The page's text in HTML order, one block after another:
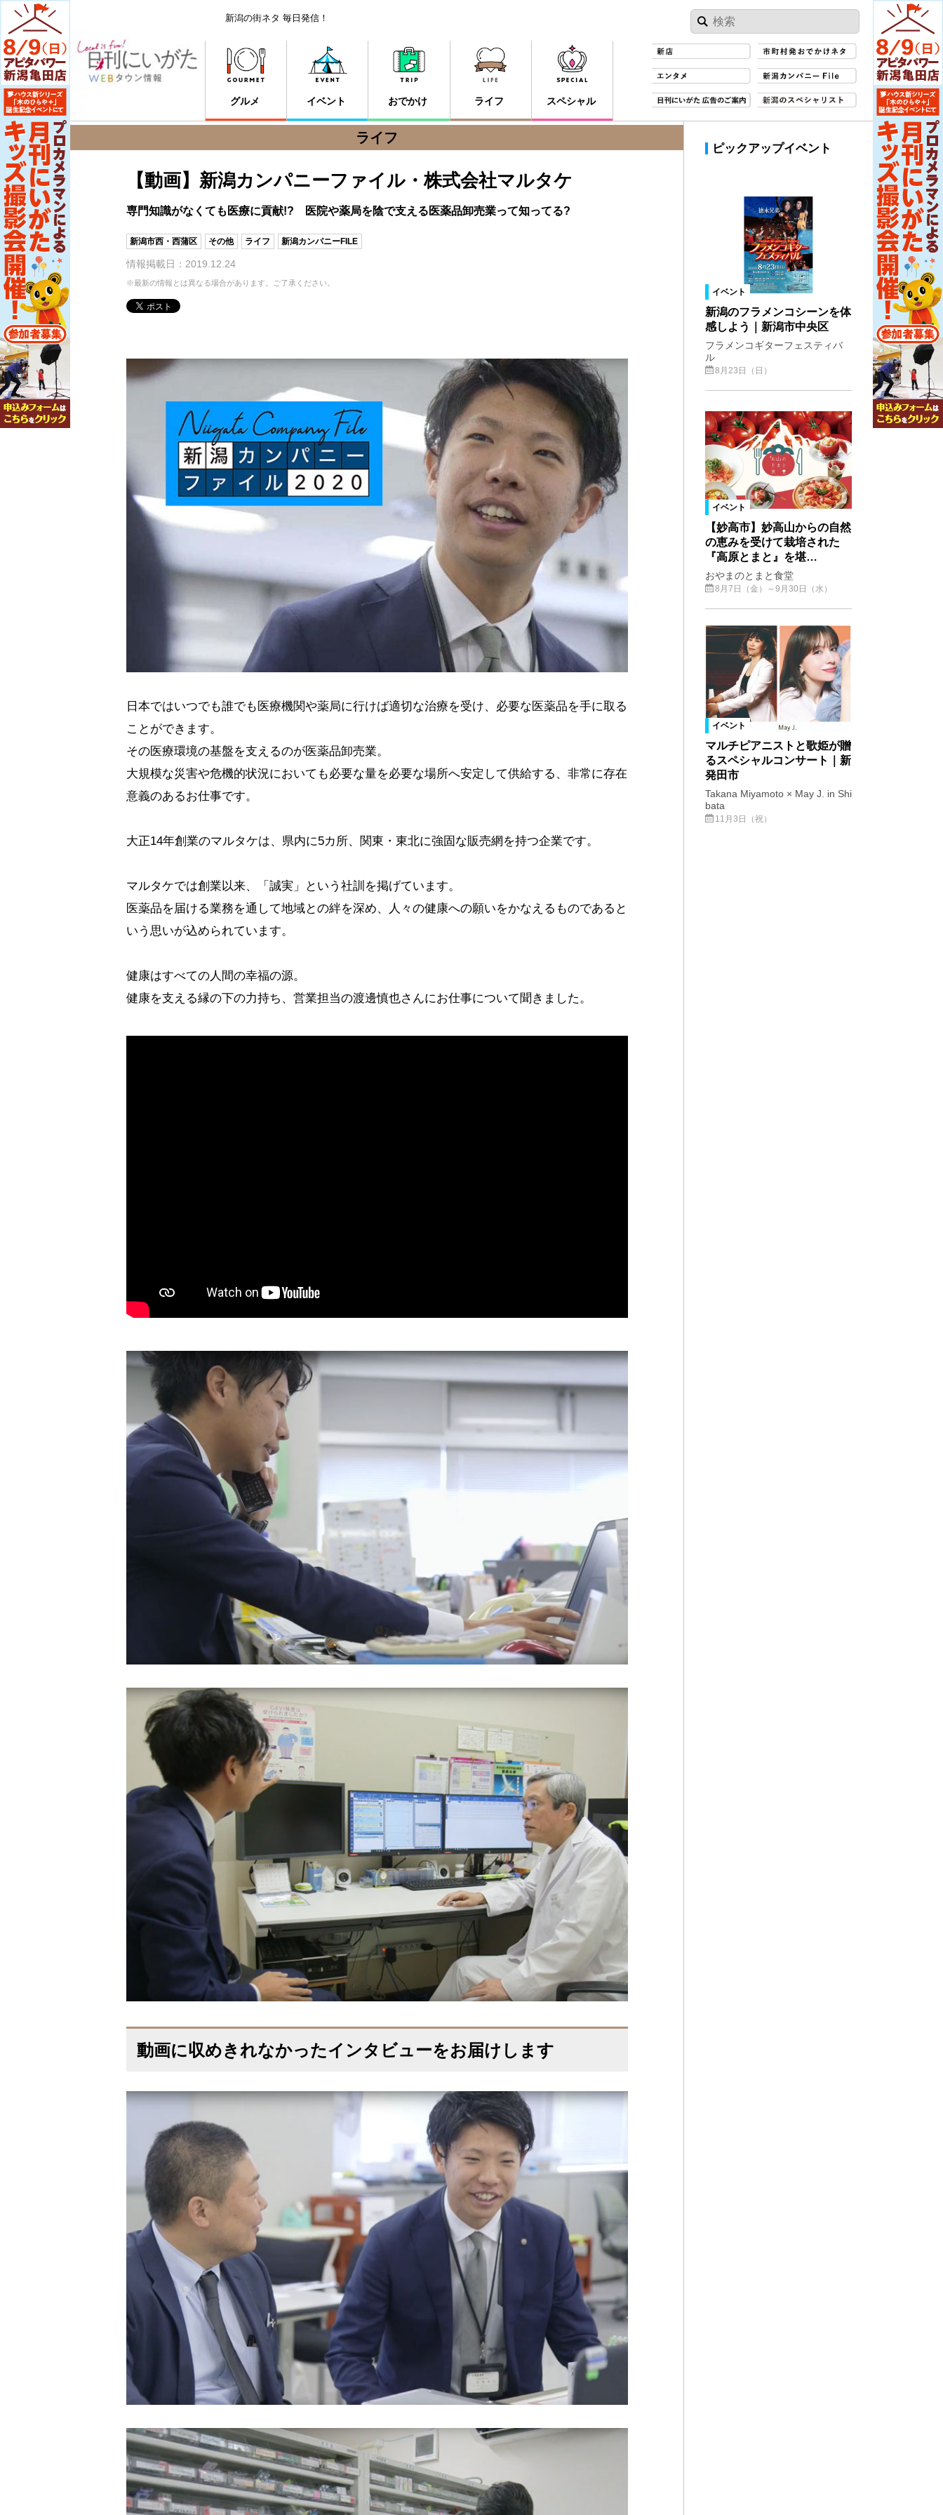
新潟の街ネタ 毎日発信！
グルメ イベント おでかけ ライフ スペシャル
ライフ
【動画】新潟カンパニーファイル・株式会社マルタケ
専門知識がなくても医療に貢献!? 医院や薬局を陰で支える医薬品卸売業って知ってる?
新潟市西・西蒲区 その他 ライフ 新潟カンパニーFILE
情報掲載日：2019.12.24
※最新の情報とは異なる場合があります。ご了承ください。
日本ではいつでも誰でも医療機関や薬局に行けば適切な治療を受け、必要な医薬品を手に取る
ことができます。
その医療環境の基盤を支えるのが医薬品卸売業。
大規模な災害や危機的状況においても必要な量を必要な場所へ安定して供給する、非常に存在
意義のあるお仕事です。
大正14年創業のマルタケは、県内に5カ所、関東・東北に強固な販売網を持つ企業です。
マルタケでは創業以来、「誠実」という社訓を掲げています。
医薬品を届ける業務を通して地域との絆を深め、人々の健康への願いをかなえるものであると
いう思いが込められています。
健康はすべての人間の幸福の源。
健康を支える縁の下の力持ち、営業担当の渡邊慎也さんにお仕事について聞きました。
動画に収めきれなかったインタビューをお届けします
ピックアップイベント
イベント
新潟のフラメンコシーンを体
感しよう｜新潟市中央区
フラメンコギターフェスティバ
ル
8月23日（日）
イベント
【妙高市】妙高山からの自然
の恵みを受けて栽培された
『高原とまと』を堪…
おやまのとまと食堂
8月7日（金）～9月30日（水）
イベント
マルチピアニストと歌姫が贈
るスペシャルコンサート｜新
発田市
Takana Miyamoto × May J. in Shi
bata
11月3日（祝）